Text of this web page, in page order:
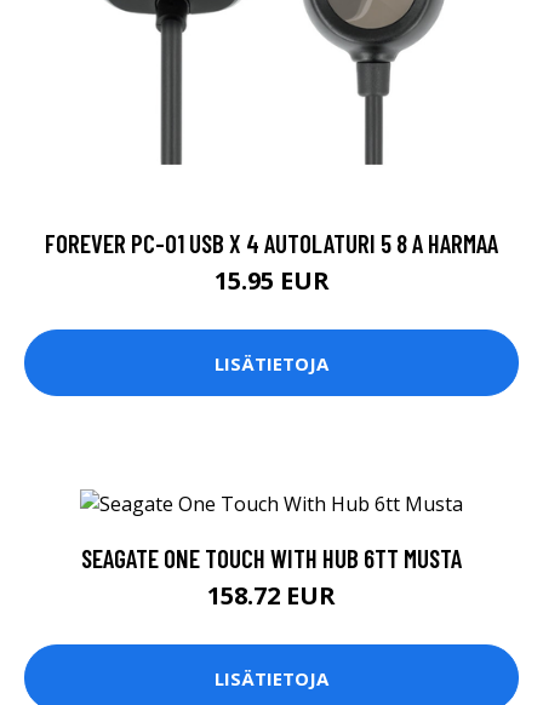
FOREVER PC-01 USB X 4 AUTOLATURI 5 8 A HARMAA
15.95 EUR
LISÄTIETOJA
SEAGATE ONE TOUCH WITH HUB 6TT MUSTA
158.72 EUR
LISÄTIETOJA